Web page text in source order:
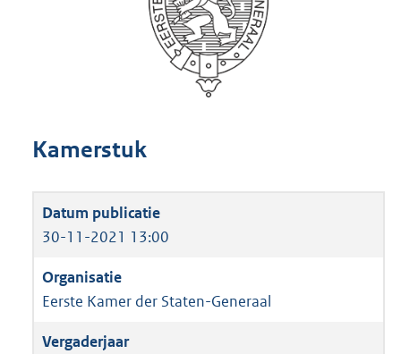
Kamerstuk
30-11-2021 13:00
Eerste Kamer der Staten-Generaal